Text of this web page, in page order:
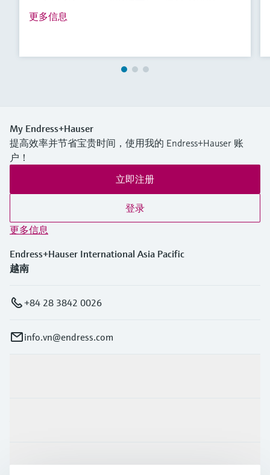
更多信息
My Endress+Hauser
提高效率并节省宝贵时间，使用我的 Endress+Hauser 账
户！
立即注册
登录
更多信息
Endress+Hauser International Asia Pacific
越南
+84 28 3842 0026
info.vn@endress.com
支持